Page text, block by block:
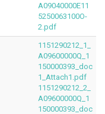
A09040000E11
5250063100O-
2.pdf
1151290212_1_
A09600000Q_1
150000393_doc
1_Attach1.pdf
1151290212_2_
A09600000Q_1
150000393_doc